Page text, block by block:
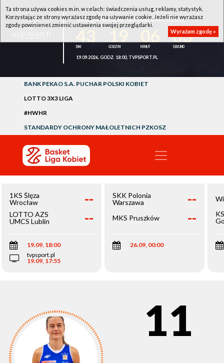
1KS ŚLĘZA WROCŁAW - LOTTO AZS UMCS LUBLIN
03
19.09.2026, GODZ. 18:00, TVPSPORT.PL
BANK PEKAO S.A. PUCHAR POLSKI KOBIET
LOTTO 3X3 LIGA
#HWHR
STANDARDY OCHRONY MAŁOLETNICH PZKOSZ
1KS Ślęza
Wrocław
--
LOTTO AZS
UMCS Lublin
--
19.09, 18:00
tvpsport.pl
19.09, 17:55
SKK Polonia
Warszawa
--
MKS Pruszków --
26.09, 00:00
11
Ta strona używa cookies m.in. w celach: świadczenia usług, reklamy, statystyk.
Korzystając ze strony wyrażasz zgodę na używanie cookie. Jeżeli nie wyrażasz
zgody powinieneś zmienić ustawienia swojej przeglądarki.
Wyrażam zgodę »